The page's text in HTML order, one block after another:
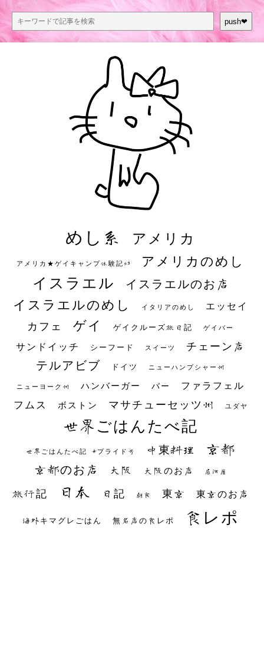
push❤︎
めし系 アメリカ
アメリカ★ゲイキャンプ体験記S3 アメリカのめし
イスラエル イスラエルのお店
イスラエルのめし イタリアのめし エッセイ
カフェ ゲイ ゲイクルーズ旅日記 ゲイバー
サンドイッチ シーフード スイーツ チェーン店
テルアビブ ドイツ ニューハンプシャー州
ニューヨーク州 ハンバーガー バー ファラフェル
フムス ボストン マサチューセッツ州 ユダヤ
世界ごはんたべ記
世界ごはんたべ記 #プライド号 中東料理 京都
京都のお店 大阪 大阪のお店 居酒屋
旅行記 日本 日記 朝食 東京 東京のお店
海外キマグレごはん 無名店の食レポ 食レポ